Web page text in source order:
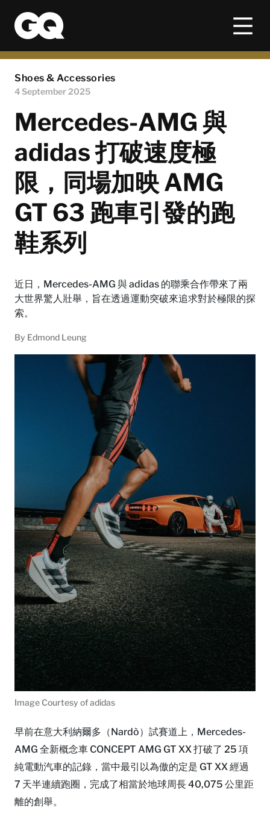
Shoes & Accessories
4 September 2025
Mercedes-AMG 與
adidas 打破速度極
限，同場加映 AMG
GT 63 跑車引發的跑
鞋系列
近日，Mercedes-AMG 與 adidas 的聯乘合作帶來了兩
大世界驚人壯舉，旨在透過運動突破來追求對於極限的探
索。
By Edmond Leung
Image Courtesy of adidas
早前在意大利納爾多（Nardò）試賽道上，Mercedes-
AMG 全新概念車 CONCEPT AMG GT XX 打破了 25 項
純電動汽車的記錄，當中最引以為傲的定是 GT XX 經過
7 天半連續跑圈，完成了相當於地球周長 40,075 公里距
離的創舉。